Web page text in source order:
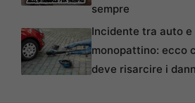
sempre
Incidente tra auto e
monopattino: ecco
deve risarcire i